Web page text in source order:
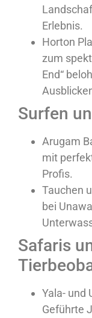
Erlebnis.
Horton
zum
End“
Surfen
Arugam
mit
Profis.
Tauchen
bei
Safaris
Yala- und
Geführte